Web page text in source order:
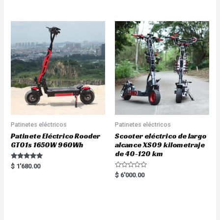
Patinetes eléctricos
Patinete Eléctrico Rooder
GT01s 1650W 960Wh
Rated
5.00
$ 1'680.00
Patinetes eléctricos
Scooter eléctrico de largo
alcance XS09 kilometraje
de 40-120 km
R
a
$ 6'000.00